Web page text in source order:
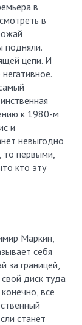
в
в
подняли.
цепи. И
к 1980-м
и
невыгодно
то первыми,
кто эту
Маркин,
себя
за границей,
диск туда
все
станет